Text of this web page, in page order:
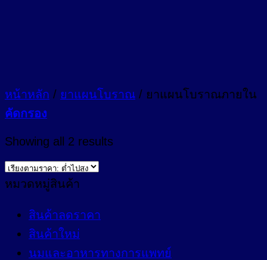
หน้าหลัก / ยาแผนโบราณ / ยาแผนโบราณภายใน
คัดกรอง
Showing all 2 results
หมวดหมู่สินค้า
สินค้าลดราคา
สินค้าใหม่
นมและอาหารทางการแพทย์